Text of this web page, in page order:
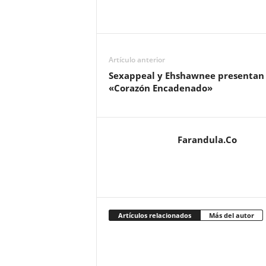
Artículo anterior
Sexappeal y Ehshawnee presentan
«Corazón Encadenado»
Farandula.Co
Artículos relacionados Más del autor